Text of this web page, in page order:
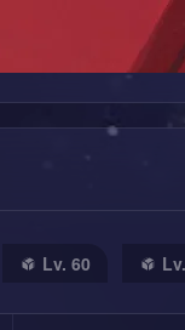
Lv. 60